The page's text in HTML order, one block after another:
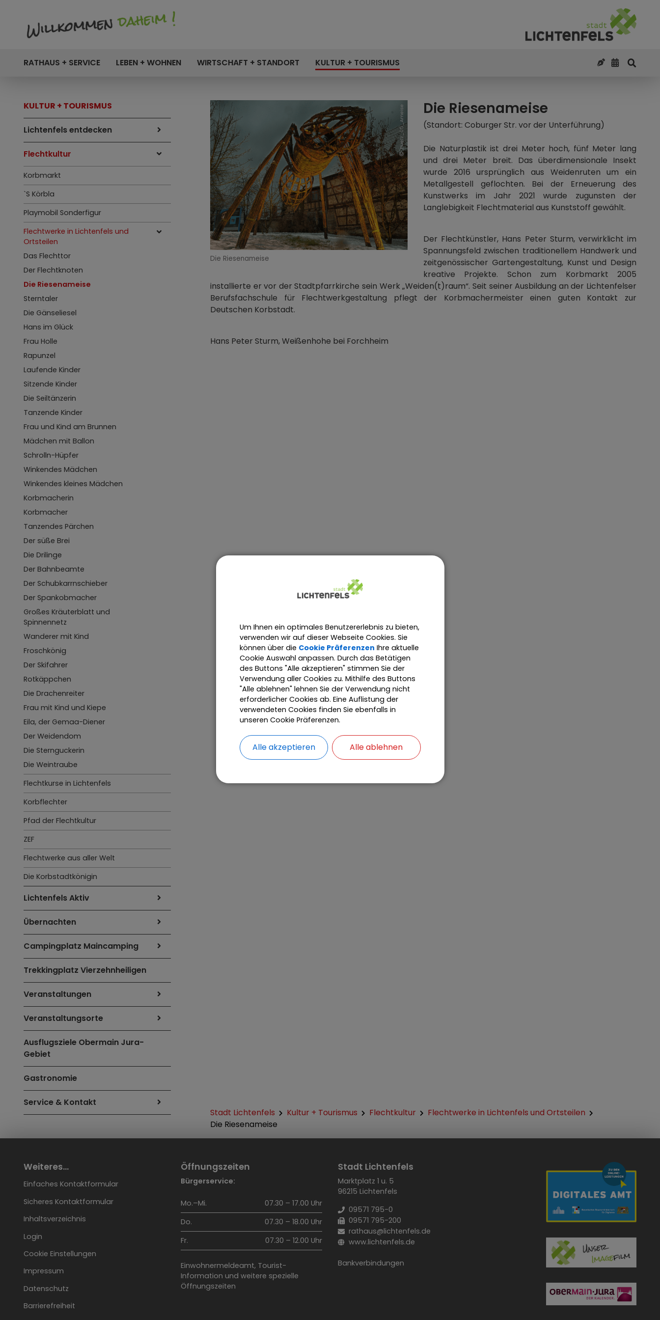
RATHAUS + SERVICE LEBEN + WOHNEN WIRTSCHAFT + STANDORT KULTUR + TOURISMUS
KULTUR + TOURISMUS
Lichtenfels entdecken
Flechtkultur
Korbmarkt
`S Körbla
Playmobil Sonderfigur
Flechtwerke in Lichtenfels und
Ortsteilen
Das Flechttor
Der Flechtknoten
Die Riesenameise
Sterntaler
Die Gänseliesel
Hans im Glück
Frau Holle
Rapunzel
Laufende Kinder
Sitzende Kinder
Die Seiltänzerin
Tanzende Kinder
Frau und Kind am Brunnen
Mädchen mit Ballon
Schrolln-Hüpfer
Winkendes Mädchen
Winkendes kleines Mädchen
Korbmacherin
Korbmacher
Tanzendes Pärchen
Der süße Brei
Die Drilinge
Der Bahnbeamte
Der Schubkarrnschieber
Der Spankobmacher
Großes Kräuterblatt und
Spinnennetz
Wanderer mit Kind
Froschkönig
Der Skifahrer
Rotkäppchen
Die Drachenreiter
Frau mit Kind und Kiepe
Eila, der Gemaa-Diener
Der Weidendom
Die Sternguckerin
Die Weintraube
Flechtkurse in Lichtenfels
Korbflechter
Pfad der Flechtkultur
ZEF
Flechtwerke aus aller Welt
Die Korbstadtkönigin
Lichtenfels Aktiv
Übernachten
Campingplatz Maincamping
Trekkingplatz Vierzehnheiligen
Veranstaltungen
Veranstaltungsorte
Ausflugsziele Obermain Jura-
Gebiet
Gastronomie
Service & Kontakt
Stadt Lichtenfels
Kultur + Tourismus Flechtkultur
Flechtwerke in Lichtenfels und Ortsteilen
Die Riesenameise
Puelz_05_Ameise
Die Riesenameise
Die Riesenameise
(Standort: Coburger Str. vor der Unterführung)
Die Naturplastik ist drei Meter hoch, fünf Meter lang
und drei Meter breit. Das überdimensionale Insekt
wurde 2016 ursprünglich aus Weidenruten um ein
Metallgestell geflochten. Bei der Erneuerung des
Kunstwerks im Jahr 2021 wurde zugunsten der
Langlebigkeit Flechtmaterial aus Kunststoff gewählt.
Der Flechtkünstler, Hans Peter Sturm, verwirklicht im
Spannungsfeld zwischen traditionellem Handwerk und
zeitgenössischer Gartengestaltung, Kunst und Design
kreative Projekte. Schon zum Korbmarkt 2005
installierte er vor der Stadtpfarrkirche sein Werk „Weiden(t)raum“. Seit seiner Ausbildung an der Lichtenfelser
Berufsfachschule für Flechtwerkgestaltung pflegt der Korbmachermeister einen guten Kontakt zur
Deutschen Korbstadt.
Hans Peter Sturm, Weißenhohe bei Forchheim
Weiteres...
Einfaches Kontaktformular
Sicheres Kontaktformular
Inhaltsverzeichnis
Login
Cookie Einstellungen
Impressum
Datenschutz
Barrierefreiheit
Öffnungszeiten
Bürgerservice:
Mo.–Mi.
07.30 – 17.00 Uhr
Do.
07.30 – 18.00 Uhr
Fr.
07.30 – 12.00 Uhr
Einwohnermeldeamt, Tourist-
Information und weitere spezielle
Öffnungszeiten
Stadt Lichtenfels
Marktplatz 1 u. 5
96215 Lichtenfels
09571 795-0
09571 795-200
rathaus@lichtenfels.de
www.lichtenfels.de
Bankverbindungen
Um Ihnen ein optimales Benutzererlebnis zu bieten,
verwenden wir auf dieser Webseite Cookies. Sie
können über die Cookie Präferenzen Ihre aktuelle
Cookie Auswahl anpassen. Durch das Betätigen
des Buttons "Alle akzeptieren" stimmen Sie der
Verwendung aller Cookies zu. Mithilfe des Buttons
"Alle ablehnen" lehnen Sie der Verwendung nicht
erforderlicher Cookies ab. Eine Auflistung der
verwendeten Cookies finden Sie ebenfalls in
unseren Cookie Präferenzen.
Alle akzeptieren Alle ablehnen